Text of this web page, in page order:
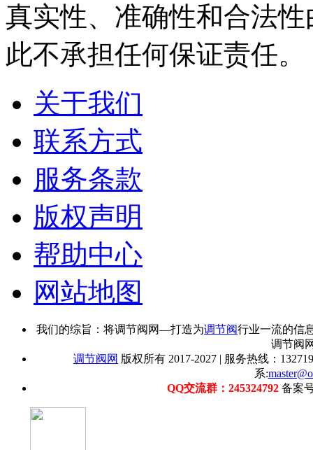
真实性、准确性和合法
此不承担任何保证责任。
关于我们
联系方式
服务条款
版权声明
帮助中心
网站地图
我们的综旨：将调节阀网—打造为调节阀行业一流的信
调节阀
调节阀网 版权所有 2017-2027 | 服务热线：
系:
QQ交流群：245324792 备案